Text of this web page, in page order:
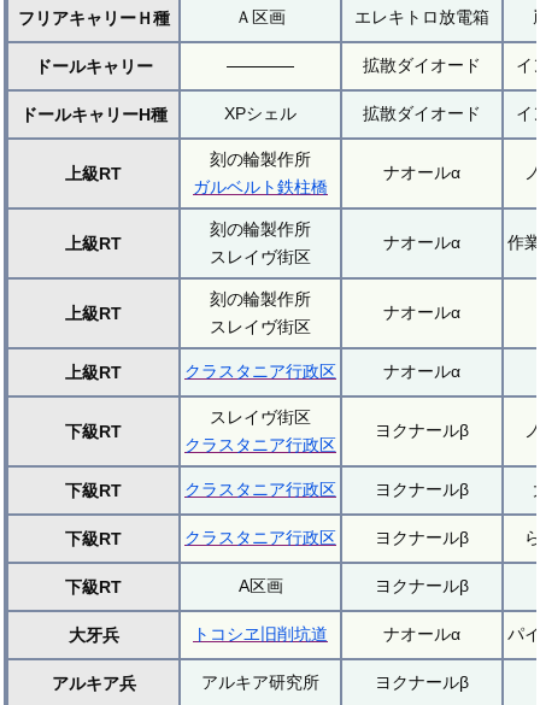
フリアキャリーＨ種 Ａ区画 エレキトロ放電箱
ドールキャリー 拡散ダイオード イ
ドールキャリーH種 XPシェル 拡散ダイオード イ
上級RT
刻の輪製作所
ガルベルト鉄柱橋
ナオールα
上級RT
刻の輪製作所
スレイヴ街区
ナオールα 作
上級RT
刻の輪製作所
スレイヴ街区
ナオールα
上級RT クラスタニア行政区 ナオールα
下級RT
スレイヴ街区
クラスタニア行政区
ヨクナールβ
下級RT クラスタニア行政区 ヨクナールβ
下級RT クラスタニア行政区 ヨクナールβ
下級RT A区画 ヨクナールβ
大牙兵 トコシヱ旧削坑道 ナオールα パ
アルキア兵 アルキア研究所 ヨクナールβ